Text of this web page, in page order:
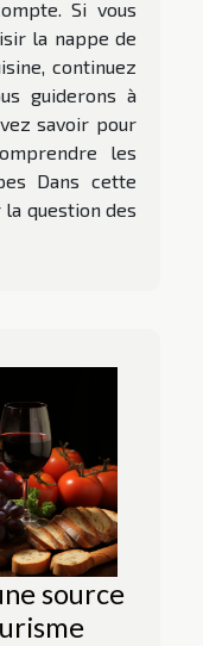
Si vous
la nappe de
continuez
guiderons à
savoir pour
les
Dans cette
question des
source